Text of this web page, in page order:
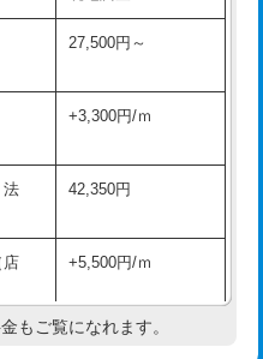
16,500円
現場見積
す。
16,500円
超
27,500円～
+3,300円/ｍ
法
42,350円
店
+5,500円/ｍ
現地調査
もご覧になれます。